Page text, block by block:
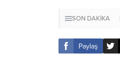
SON DAKİKA
Paylaş